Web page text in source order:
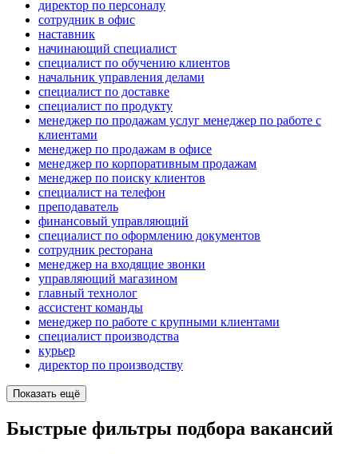
директор по персоналу
сотрудник в офис
наставник
начинающий специалист
специалист по обучению клиентов
начальник управления делами
специалист по доставке
специалист по продукту
менеджер по продажам услуг менеджер по работе с
клиентами
менеджер по продажам в офисе
менеджер по корпоративным продажам
менеджер по поиску клиентов
специалист на телефон
преподаватель
финансовый управляющий
специалист по оформлению документов
сотрудник ресторана
менеджер на входящие звонки
управляющий магазином
главный технолог
ассистент команды
менеджер по работе с крупными клиентами
специалист производства
курьер
директор по производству
Показать ещё
Быстрые фильтры подбора вакансий